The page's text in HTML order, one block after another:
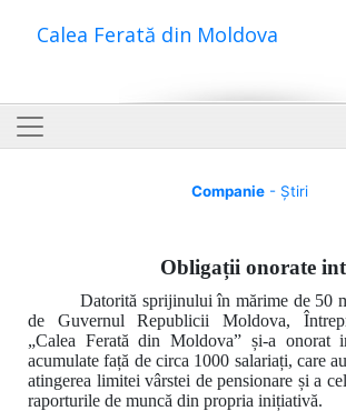
Calea Ferată din Moldova
Companie- Știri
Obligații onorate
Datorită sprijinului în mărime de 50
de Guvernul Republicii Moldova,
„Calea Ferată din Moldova” și-a onorat
acumulate față de circa 1000 salariați, care
atingerea limitei vârstei de pensionare și a
raporturile de muncă din propria inițiativă.